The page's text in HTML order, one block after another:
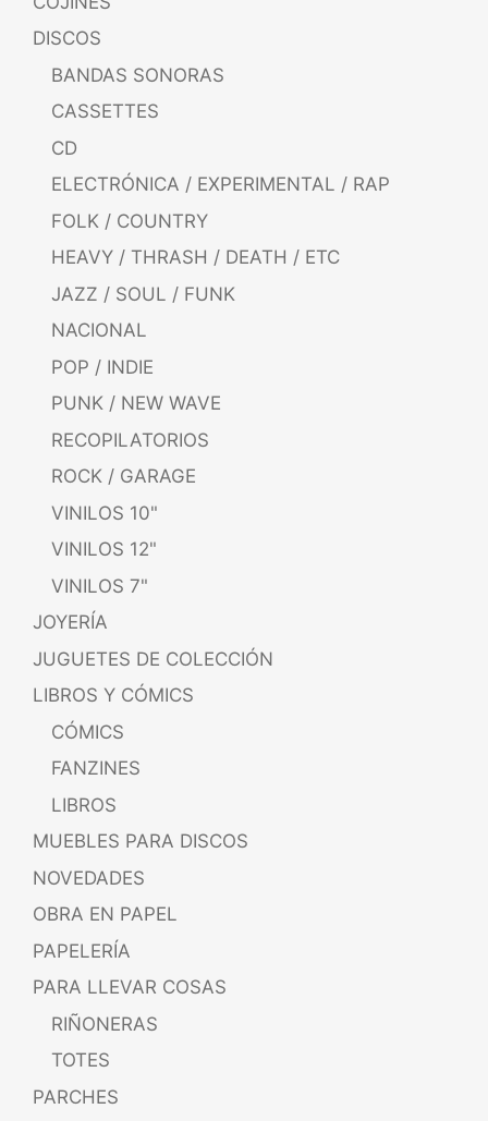
DISCOS
BANDAS SONORAS
CASSETTES
CD
ELECTRÓNICA / EXPERIMENTAL / RAP
FOLK / COUNTRY
HEAVY / THRASH / DEATH / ETC
JAZZ / SOUL / FUNK
NACIONAL
POP / INDIE
PUNK / NEW WAVE
RECOPILATORIOS
ROCK / GARAGE
VINILOS 10"
VINILOS 12"
VINILOS 7"
JOYERÍA
JUGUETES DE COLECCIÓN
LIBROS Y CÓMICS
CÓMICS
FANZINES
LIBROS
MUEBLES PARA DISCOS
NOVEDADES
OBRA EN PAPEL
PAPELERÍA
PARA LLEVAR COSAS
RIÑONERAS
TOTES
PARCHES